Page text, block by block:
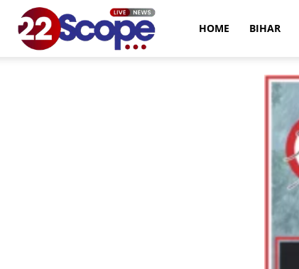
HOME BIHAR